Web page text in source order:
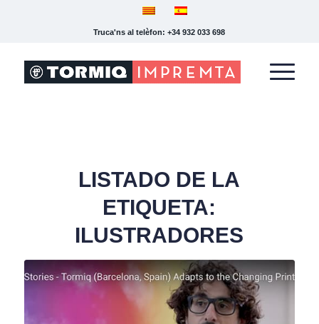
Truca'ns al telèfon: +34 932 033 698
LISTADO DE LA
ETIQUETA:
ILUSTRADORES